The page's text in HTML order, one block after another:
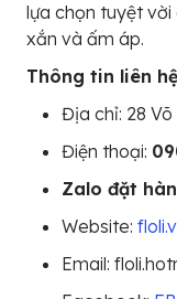
lựa chọn tuyệt
xắn và ấm áp.
Thông tin liên
Địa chỉ: 28 Võ
Điện thoại:
Zalo đặt
Website:
Email: